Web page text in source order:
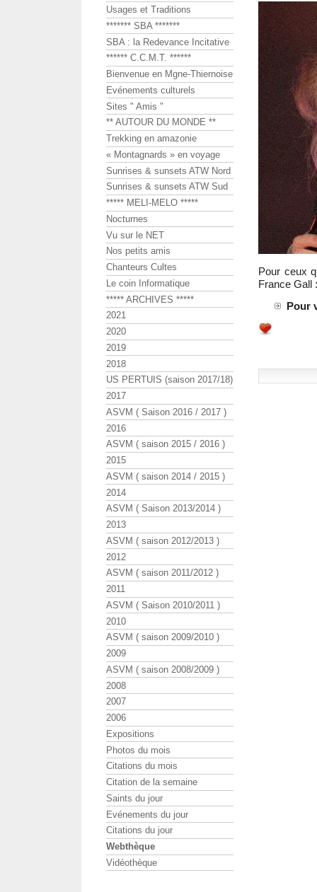
Pour ceux
France Gall :
Pour
Usages et Traditions
******* SBA *******
SBA : la Redevance Incitative
****** C.C.M.T. ******
Bienvenue en Mgne-Thiernoise
Evénements culturels
Sites " Amis "
** AUTOUR DU MONDE **
Trekking en amazonie
« Montagnards » en voyage
Sunrises & sunsets ATW Nord
Sunrises & sunsets ATW Sud
***** MELI-MELO *****
Nocturnes
Vu sur le NET
Nos petits amis
Chanteurs Cultes
Le coin Informatique
***** ARCHIVES *****
2021
2020
2019
2018
US PERTUIS (saison 2017/18)
2017
ASVM ( Saison 2016 / 2017 )
2016
ASVM ( saison 2015 / 2016 )
2015
ASVM ( saison 2014 / 2015 )
2014
ASVM ( Saison 2013/2014 )
2013
ASVM ( saison 2012/2013 )
2012
ASVM ( saison 2011/2012 )
2011
ASVM ( Saison 2010/2011 )
2010
ASVM ( saison 2009/2010 )
2009
ASVM ( saison 2008/2009 )
2008
2007
2006
Expositions
Photos du mois
Citations du mois
Citation de la semaine
Saints du jour
Evénements du jour
Citations du jour
Webthèque
Vidéothèque